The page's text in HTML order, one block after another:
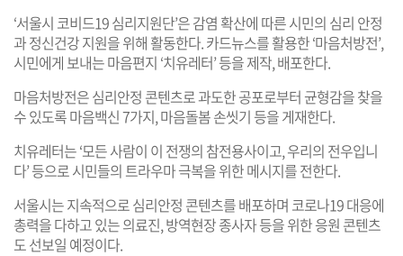
‘서울시 코비드19 심리지원단’은 감염 확산에 따른 시민의 심리 안정
과 정신건강 지원을 위해 활동한다. 카드뉴스를 활용한 ‘마음처방전’,
시민에게 보내는 마음편지 ‘치유레터’ 등을 제작, 배포한다.
마음처방전은 심리안정 콘텐츠로 과도한 공포로부터 균형감을 찾을
수 있도록 마음백신 7가지, 마음돌봄 손씻기 등을 게재한다.
치유레터는 ‘모든 사람이 이 전쟁의 참전용사이고, 우리의 전우입니
다’ 등으로 시민들의 트라우마 극복을 위한 메시지를 전한다.
서울시는 지속적으로 심리안정 콘텐츠를 배포하며 코로나19 대응에
총력을 다하고 있는 의료진, 방역현장 종사자 등을 위한 응원 콘텐츠
도 선보일 예정이다.